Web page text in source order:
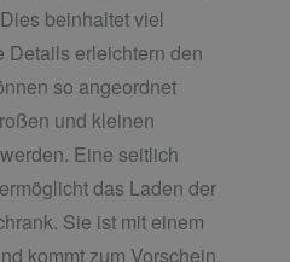
beinhaltet viel
Details erleichtern den
so angeordnet
und kleinen
Eine seitlich
das Laden der
Sie ist mit einem
kommt zum Vorschein,